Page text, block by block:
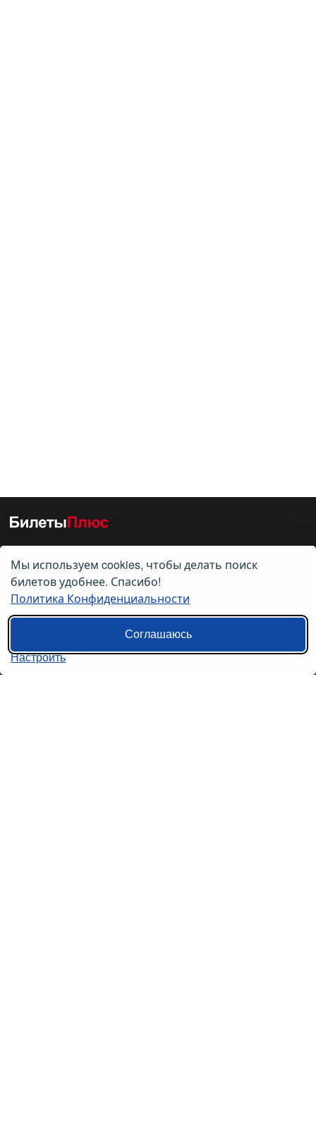
О нас
О компании
Контакты
Пользовательское соглашение
Мы используем cookies, чтобы делать поиск
билетов удобнее. Спасибо!
Политика Конфиденциальности
Соглашаюсь
Настроить